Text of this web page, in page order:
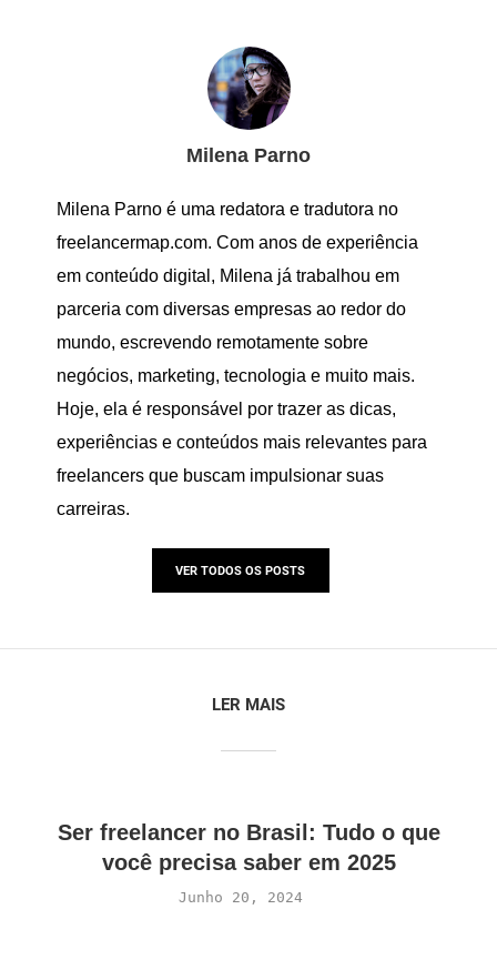
Milena Parno
Milena Parno é uma redatora e tradutora no
freelancermap.com. Com anos de experiência
em conteúdo digital, Milena já trabalhou em
parceria com diversas empresas ao redor do
mundo, escrevendo remotamente sobre
negócios, marketing, tecnologia e muito mais.
Hoje, ela é responsável por trazer as dicas,
experiências e conteúdos mais relevantes para
freelancers que buscam impulsionar suas
carreiras.
VER TODOS OS POSTS
LER MAIS
Ser freelancer no Brasil: Tudo o que
você precisa saber em 2025
Junho 20, 2024